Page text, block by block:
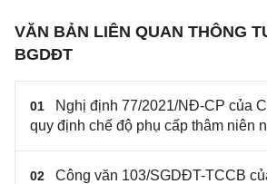
VĂN BẢN LIÊN QUAN THÔNG
BGDĐT
01
Nghị định 77/2021/NĐ-CP của
quy định chế độ phụ cấp thâm niên
02
Công văn 103/SGDĐT-TCCB